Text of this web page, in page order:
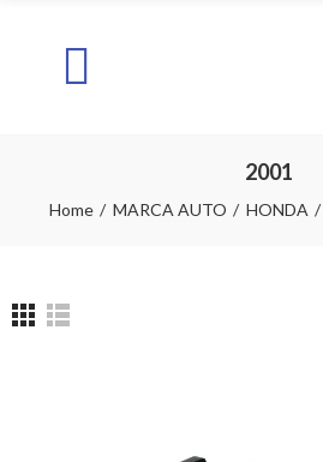
2001
Home MARCA AUTO HONDA